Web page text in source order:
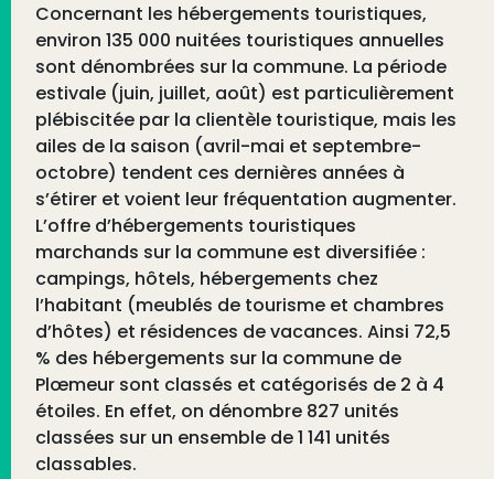
Concernant les hébergements touristiques,
environ 135 000 nuitées touristiques annuelles
sont dénombrées sur la commune. La période
estivale (juin, juillet, août) est particulièrement
plébiscitée par la clientèle touristique, mais les
ailes de la saison (avril-mai et septembre-
octobre) tendent ces dernières années à
s’étirer et voient leur fréquentation augmenter.
L’offre d’hébergements touristiques
marchands sur la commune est diversifiée :
campings, hôtels, hébergements chez
l’habitant (meublés de tourisme et chambres
d’hôtes) et résidences de vacances. Ainsi 72,5
% des hébergements sur la commune de
Plœmeur sont classés et catégorisés de 2 à 4
étoiles. En effet, on dénombre 827 unités
classées sur un ensemble de 1 141 unités
classables.